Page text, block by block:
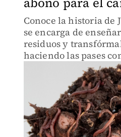
Conoce la historia de
se encarga de
residuos y
haciendo las pases